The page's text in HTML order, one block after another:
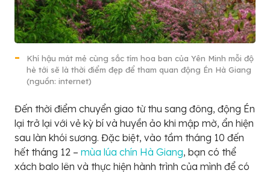
Khí hậu mát mẻ cùng sắc tím hoa ban của Yên Minh mỗi độ
hè tới sẽ là thời điểm đẹp để tham quan động Én Hà Giang
(nguồn: internet)
Đến thời điểm chuyển giao từ thu sang đông, động Én
lại trở lại với vẻ kỳ bí và huyền ảo khi mập mờ, ẩn hiện
sau làn khói sương. Đặc biệt, vào tầm tháng 10 đến
hết tháng 12 – mùa lúa chín Hà Giang, bạn có thể
xách balo lên và thực hiện hành trình của mình để có